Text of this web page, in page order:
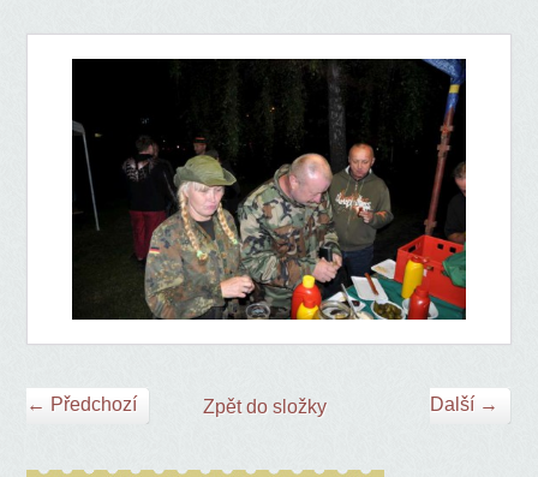
← Předchozí Další →
Zpět do složky